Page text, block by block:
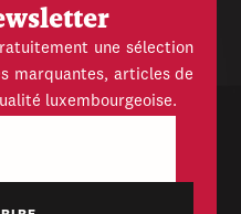
une sélection
marquantes, articles de
luxembourgeoise.